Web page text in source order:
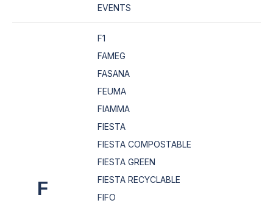
EVENTS
F
F1
FAMEG
FASANA
FEUMA
FIAMMA
FIESTA
FIESTA COMPOSTABLE
FIESTA GREEN
FIESTA RECYCLABLE
FIFO